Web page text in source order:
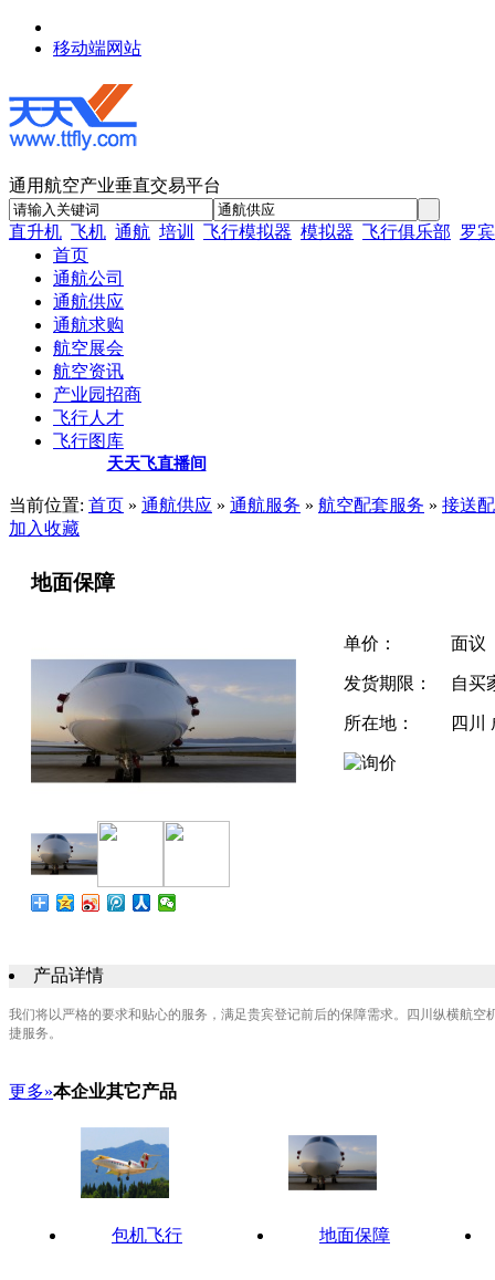
移动端网站
通用航空产业垂直交易平台
直升机 飞机 通航 培训 飞行模拟器 模拟器 飞行俱乐部 罗
首页
通航公司
通航供应
通航求购
航空展会
航空资讯
产业园招商
飞行人才
飞行图库
天天飞直播间
当前位置: 首页 » 通航供应 » 通航服务 » 航空配套服务 » 接送
加入收藏
地面保障
单价： 面议
发货期限： 自买
所在地： 四川
产品详情
我们将以严格的要求和贴心的服务，满足贵宾登记前后的保障需求。四川纵横航
捷服务。
更多»本企业其它产品
包机飞行 地面保障